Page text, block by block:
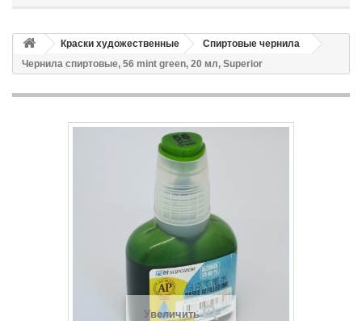
Краски художественные
Спиртовые чернила
Чернила спиртовые, 56 mint green, 20 мл, Superior
Увеличить